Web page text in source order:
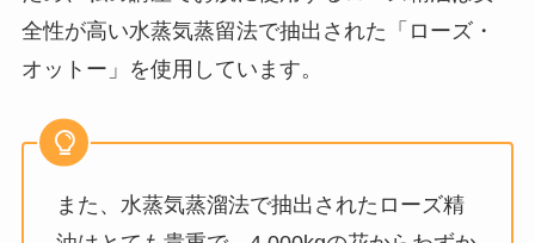
全性が高い水蒸気蒸留法で抽出された「ローズ・
オットー」を使用しています。
また、水蒸気蒸溜法で抽出されたローズ精